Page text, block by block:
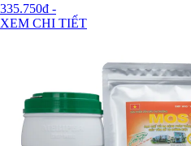
335.750đ -
XEM CHI TIẾT